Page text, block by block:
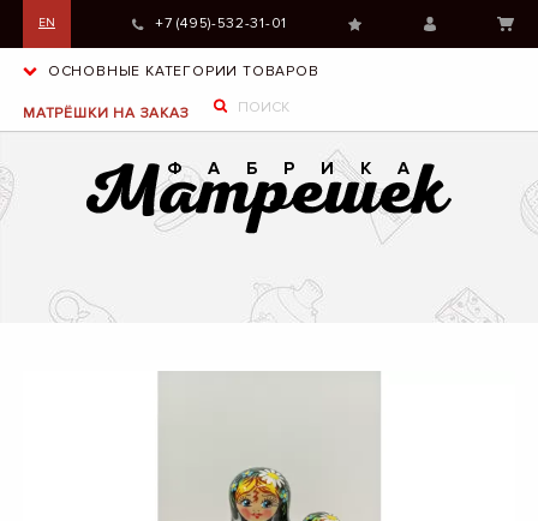
EN +7 (495)-532-31-01
ОСНОВНЫЕ КАТЕГОРИИ ТОВАРОВ
МАТРЁШКИ НА ЗАКАЗ